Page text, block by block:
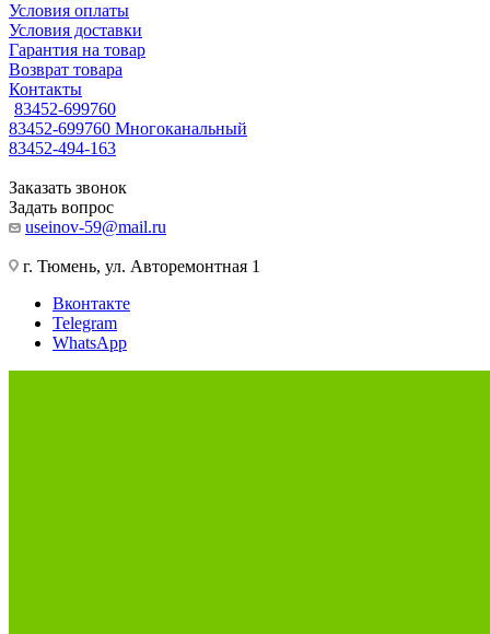
Условия оплаты
Условия доставки
Гарантия на товар
Возврат товара
Контакты
83452-699760
83452-699760 Многоканальный
83452-494-163
Заказать звонок
Задать вопрос
useinov-59@mail.ru
г. Тюмень, ул. Авторемонтная 1
Вконтакте
Telegram
WhatsApp